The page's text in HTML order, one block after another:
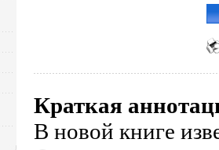
Краткая
В новой книге